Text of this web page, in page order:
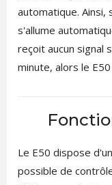
automatique. Ainsi,
s'allume
reçoit aucun signal
minute, alors le
Le E50 dispose
possible de